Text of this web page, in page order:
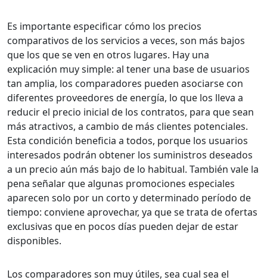
Es importante especificar cómo los precios
comparativos de los servicios a veces, son más bajos
que los que se ven en otros lugares. Hay una
explicación muy simple: al tener una base de usuarios
tan amplia, los comparadores pueden asociarse con
diferentes proveedores de energía, lo que los lleva a
reducir el precio inicial de los contratos, para que sean
más atractivos, a cambio de más clientes potenciales.
Esta condición beneficia a todos, porque los usuarios
interesados podrán obtener los suministros deseados
a un precio aún más bajo de lo habitual. También vale la
pena señalar que algunas promociones especiales
aparecen solo por un corto y determinado período de
tiempo: conviene aprovechar, ya que se trata de ofertas
exclusivas que en pocos días pueden dejar de estar
disponibles.
Los comparadores son muy útiles, sea cual sea el